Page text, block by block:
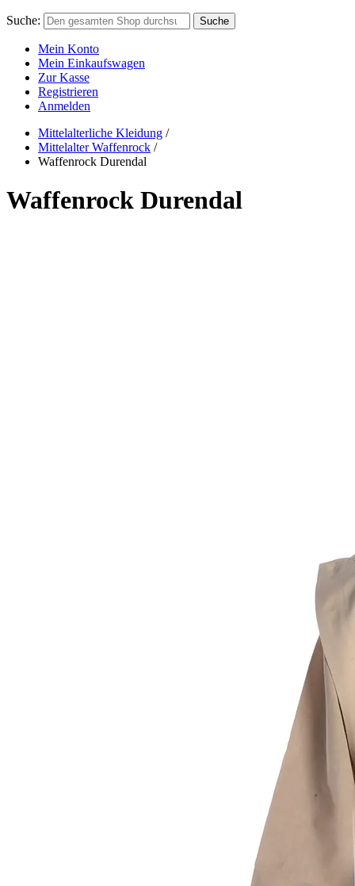
Suche: Suche
Mein Konto
Mein Einkaufswagen
Zur Kasse
Registrieren
Anmelden
Mittelalterliche Kleidung /
Mittelalter Waffenrock /
Waffenrock Durendal
Waffenrock Durendal